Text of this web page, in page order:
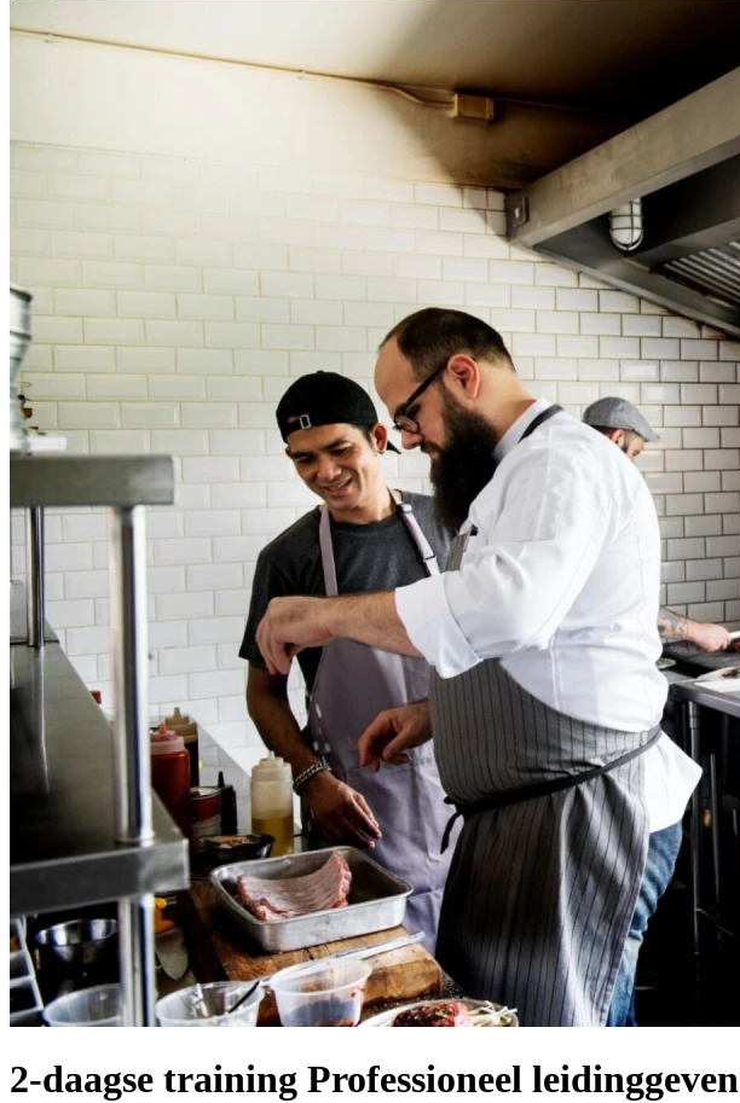
2-daagse training Professioneel leidinggeven